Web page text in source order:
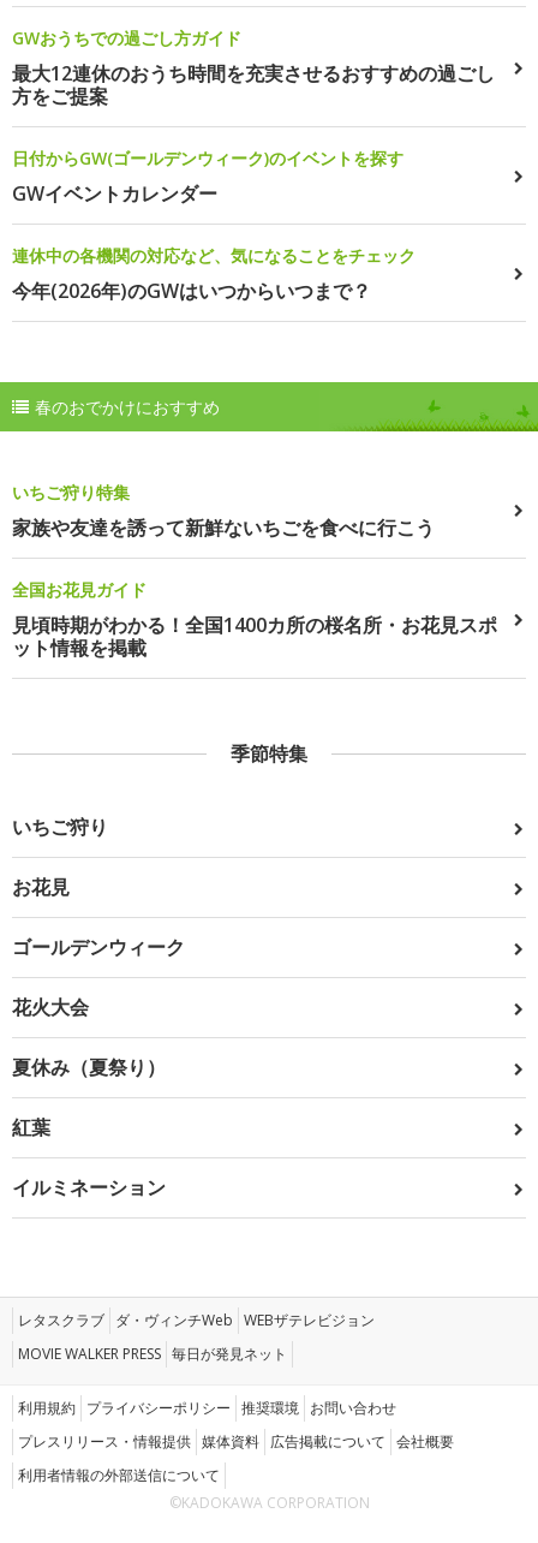
GWおうちでの過ごし方ガイド
最大12連休のおうち時間を充実させるおすすめの過ごし
方をご提案
日付からGW(ゴールデンウィーク)のイベントを探す
GWイベントカレンダー
連休中の各機関の対応など、気になることをチェック
今年(2026年)のGWはいつからいつまで？
春のおでかけにおすすめ
いちご狩り特集
家族や友達を誘って新鮮ないちごを食べに行こう
全国お花見ガイド
見頃時期がわかる！全国1400カ所の桜名所・お花見スポ
ット情報を掲載
季節特集
いちご狩り
お花見
ゴールデンウィーク
花火大会
夏休み（夏祭り）
紅葉
イルミネーション
レタスクラブ ダ・ヴィンチWeb WEBザテレビジョン
MOVIE WALKER PRESS 毎日が発見ネット
利用規約 プライバシーポリシー 推奨環境 お問い合わせ
プレスリリース・情報提供 媒体資料 広告掲載について 会社概要
利用者情報の外部送信について
©KADOKAWA CORPORATION